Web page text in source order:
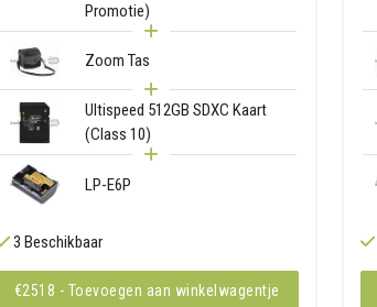
Promotie)
Zoom Tas
Ultispeed 512GB SDXC Kaart
(Class 10)
LP-E6P
3 Beschikbaar
€2518 - Toevoegen aan winkelwagentje